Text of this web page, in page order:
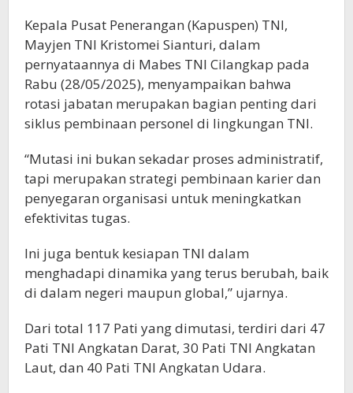
Kepala Pusat Penerangan (Kapuspen) TNI,
Mayjen TNI Kristomei Sianturi, dalam
pernyataannya di Mabes TNI Cilangkap pada
Rabu (28/05/2025), menyampaikan bahwa
rotasi jabatan merupakan bagian penting dari
siklus pembinaan personel di lingkungan TNI.
“Mutasi ini bukan sekadar proses administratif,
tapi merupakan strategi pembinaan karier dan
penyegaran organisasi untuk meningkatkan
efektivitas tugas.
Ini juga bentuk kesiapan TNI dalam
menghadapi dinamika yang terus berubah, baik
di dalam negeri maupun global,” ujarnya.
Dari total 117 Pati yang dimutasi, terdiri dari 47
Pati TNI Angkatan Darat, 30 Pati TNI Angkatan
Laut, dan 40 Pati TNI Angkatan Udara.